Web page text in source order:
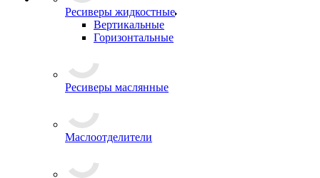
Ресиверы жидкостные
Вертикальные
Горизонтальные
Ресиверы маслянные
Маслоотделители